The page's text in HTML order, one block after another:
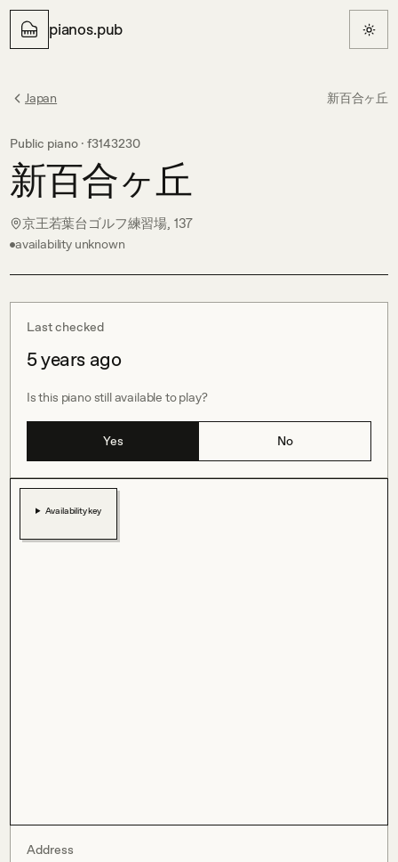
pianos.pub
Japan 新百合ヶ丘
Public piano · f3143230
新百合ヶ丘
京王若葉台ゴルフ練習場, 137
availability unknown
Last checked
5 years ago
Is this piano still available to play?
Yes No
Availability key
Address